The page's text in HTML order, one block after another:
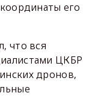
его
что вся
ЦКБР
дронов,